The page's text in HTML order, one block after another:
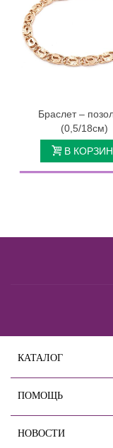
Браслет –
(0,5/18см)
В
КАТАЛОГ
ПОМОЩЬ
НОВОСТИ